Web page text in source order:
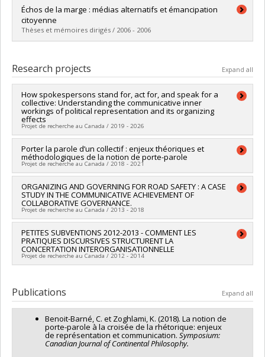
Graduate : Lapierre, Marie-Anne
Cycle :Master's
Grade :M. Sc.
Lien vers le document dans Papyrus
Échos de la marge : médias alternatifs et émancipation
citoyenne
Thèses et mémoires dirigés / 2006 - 2006
Cycle :Master's
Grade :M. Sc.
Lien vers le document dans Papyrus
Research projects Expand all
How spokespersons stand for, act for, and speak for a
collective: Understanding the communicative inner
workings of political representation and its organizing
effects
Projet de recherche au Canada / 2019 - 2026
Lead researcher :Chantal Benoît-Barné
Co-researchers : Daniel Robichaud
Funding sources:
Grant programs:PVXXXXXX-Subvention Savoir
Porter la parole d’un collectif : enjeux théoriques et
méthodologiques de la notion de porte-parole
Projet de recherche au Canada / 2018 - 2021
Lead researcher : Chantal Benoît-Barné
Funding sources:CRSH/Conseil de recherches en sciences
humaines du Canada
Grant programs:PVX20020-Subvention institutionnelle du
CRSH - Subventions d'exploration
ORGANIZING AND GOVERNING FOR ROAD SAFETY : A CASE
STUDY IN THE COMMUNICATIVE ACHIEVEMENT OF
COLLABORATIVE GOVERNANCE.
Projet de recherche au Canada / 2013 - 2018
Lead researcher :Daniel Robichaud
Co-researchers :Chantal Benoît-Barné
Funding sources:CRSH/Conseil de recherches en sciences
humaines du Canada
PETITES SUBVENTIONS 2012-2013 - COMMENT LES
PRATIQUES DISCURSIVES STRUCTURENT LA
CONCERTATION INTERORGANISATIONNELLE
Projet de recherche au Canada / 2012 - 2014
Co-researchers :
Funding sources:CRSH/Conseil de recherches en sciences
humaines du Canada
Grant programs:PVX20020-Subvention institutionnelle du
CRSH - Petites subventions
Publications Expand all
Benoit-Barné, C. et Zoghlami, K. (2018). La notion de
porte-parole à la croisée de la rhétorique: enjeux
de représentation et communication. Symposium:
Canadian Journal of ContinentalPhilosophy.